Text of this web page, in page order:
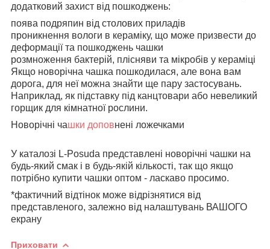
додатковий захист від пошкоджень:
поява подряпин від столових приладів
проникнення вологи в кераміку, що може призвести до
деформації та пошкоджень чашки
розмноження бактерій, плісняви та мікробів у кераміці
Якщо новорічна чашка пошкодилася, але вона вам
дорога, для неї можна знайти ще пару застосувань.
Наприклад, як підставку під канцтовари або невеликий
горщик для кімнатної рослини.
Новорічні чашки доповнені ложечками
У каталозі L-Posuda представлені новорічні чашки на
будь-який смак і в будь-якій кількості, так що якщо
потрібно купити чашки оптом - ласкаво просимо.
*фактичний відтінок може відрізнятися від
представленого, залежно від налаштувань ВАШОГО
екрану
Приховати